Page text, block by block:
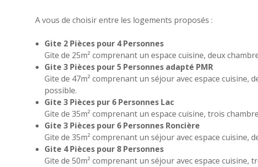
A vous de choisir entre les logements proposés :
Gite 2 Pièces pour 4 Personnes
Gite de 25m² comprenant un espace cuisine, deux
Gite 3 Pièces pour 5 Personnes adapté PMR
Gite de 47m² comprenant un séjour avec espace cuisine,
possible.
Gite 3 Pièces pur 6 Personnes Lac
Gite de 35m² comprenant un espace cuisine, trois
Gite 3 Pièces pour 6 Personnes Roncière
Gite de 35m² comprenant un séjour avec espace cuisine,
Gite 4 Pièces pour 8 Personnes
Gite de 50m² comprenant un séjour avec espace cuisine,